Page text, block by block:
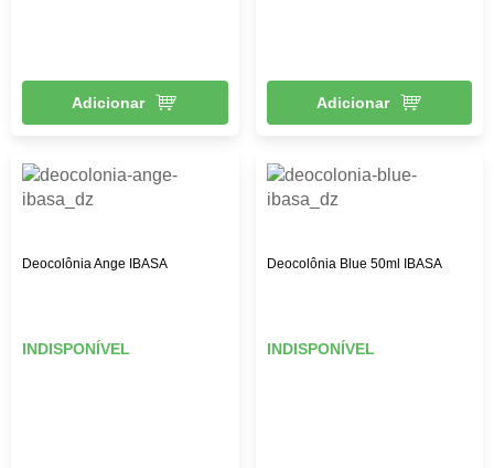
Adicionar Adicionar
Deocolônia Ange IBASA
INDISPONÍVEL
Deocolônia Blue 50ml IBASA
INDISPONÍVEL